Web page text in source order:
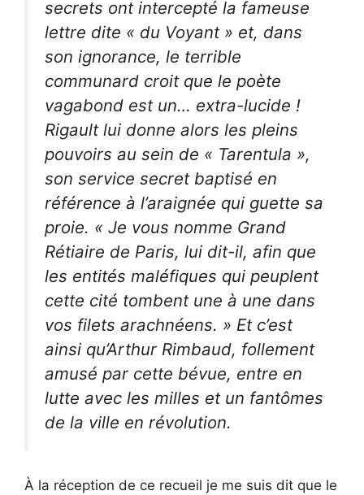
secrets ont intercepté la fameuse
lettre dite « du Voyant » et, dans
son ignorance, le terrible
communard croit que le poète
vagabond est un… extra-lucide !
Rigault lui donne alors les pleins
pouvoirs au sein de « Tarentula »,
son service secret baptisé en
référence à l’araignée qui guette sa
proie. « Je vous nomme Grand
Rétiaire de Paris, lui dit-il, afin que
les entités maléfiques qui peuplent
cette cité tombent une à une dans
vos filets arachnéens. » Et c’est
ainsi qu’Arthur Rimbaud, follement
amusé par cette bévue, entre en
lutte avec les milles et un fantômes
de la ville en révolution.
À la réception de ce recueil je me suis dit que le